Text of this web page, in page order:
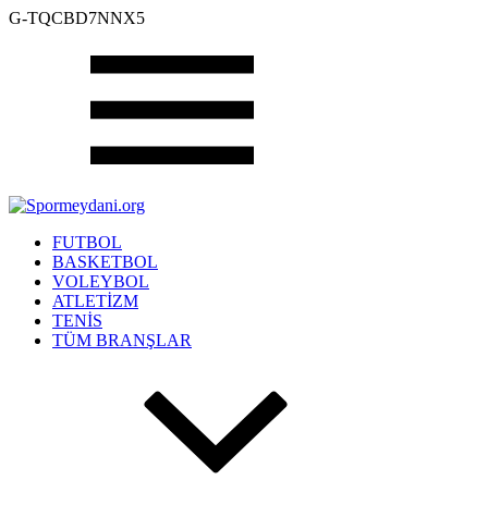
G-TQCBD7NNX5
FUTBOL
BASKETBOL
VOLEYBOL
ATLETİZM
TENİS
TÜM BRANŞLAR